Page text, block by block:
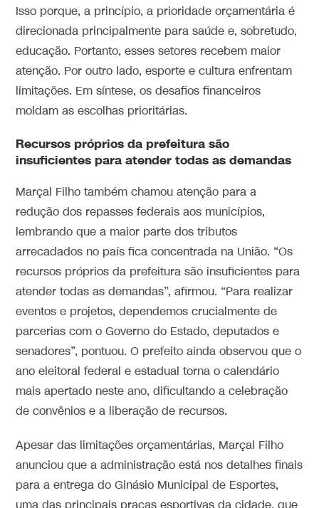
Isso porque, a princípio, a prioridade orçamentária é
direcionada principalmente para saúde e, sobretudo,
educação. Portanto, esses setores recebem maior
atenção. Por outro lado, esporte e cultura enfrentam
limitações. Em síntese, os desafios financeiros
moldam as escolhas prioritárias.
Recursos próprios da prefeitura são
insuficientes para atender todas as demandas
Marçal Filho também chamou atenção para a
redução dos repasses federais aos municípios,
lembrando que a maior parte dos tributos
arrecadados no país fica concentrada na União. “Os
recursos próprios da prefeitura são insuficientes para
atender todas as demandas”, afirmou. “Para realizar
eventos e projetos, dependemos crucialmente de
parcerias com o Governo do Estado, deputados e
senadores”, pontuou. O prefeito ainda observou que o
ano eleitoral federal e estadual torna o calendário
mais apertado neste ano, dificultando a celebração
de convênios e a liberação de recursos.
Apesar das limitações orçamentárias, Marçal Filho
anunciou que a administração está nos detalhes finais
para a entrega do Ginásio Municipal de Esportes,